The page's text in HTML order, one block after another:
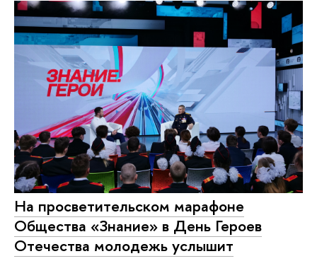
На просветительском марафоне
Общества «Знание» в День Героев
Отечества молодежь услышит